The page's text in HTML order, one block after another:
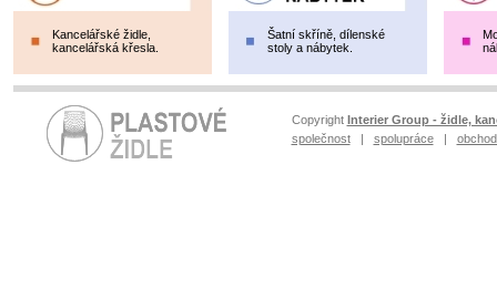
Kancelářské židle,
kancelářská křesla.
Šatní skříně, dílenské
stoly a nábytek.
Copyright Interier Group - židle,
společnost| spolupráce|